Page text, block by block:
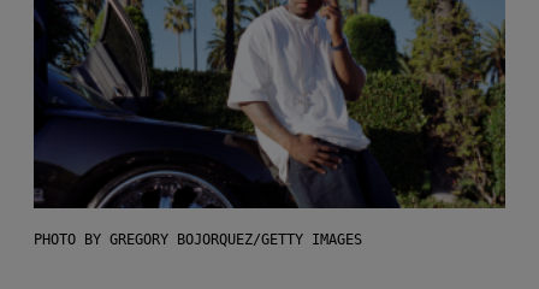
PHOTO BY GREGORY BOJORQUEZ/GETTY IMAGES